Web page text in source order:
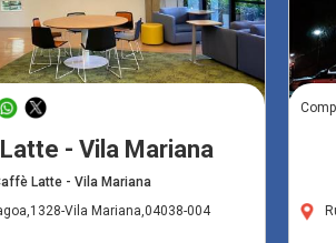
- Vila Mariana
Latte - Vila Mariana
Vila Mariana,04038-004